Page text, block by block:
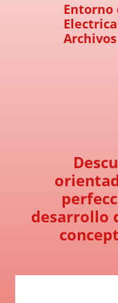
Entorno
desarrollo